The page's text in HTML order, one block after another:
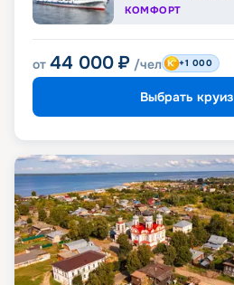
КОМФОРТ
от 44 000 ₽ /чел +1 000
Выбрать круиз